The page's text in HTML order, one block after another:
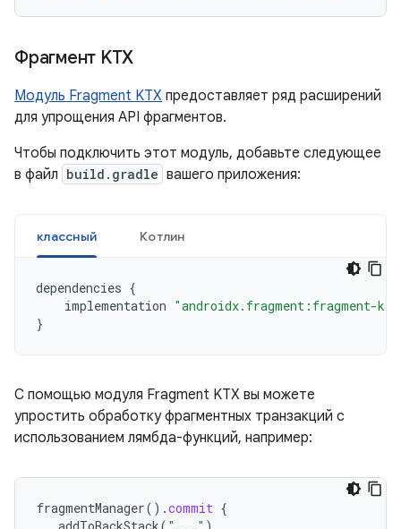
Фрагмент KTX
Модуль Fragment KTX предоставляет ряд расширений
для упрощения API фрагментов.
Чтобы подключить этот модуль, добавьте следующее
в файл build.gradle вашего приложения:
классный Котлин
dependencies {
implementation "androidx.fragment:fragment-
}
С помощью модуля Fragment KTX вы можете
упростить обработку фрагментных транзакций с
использованием лямбда-функций, например:
fragmentManager().commit {